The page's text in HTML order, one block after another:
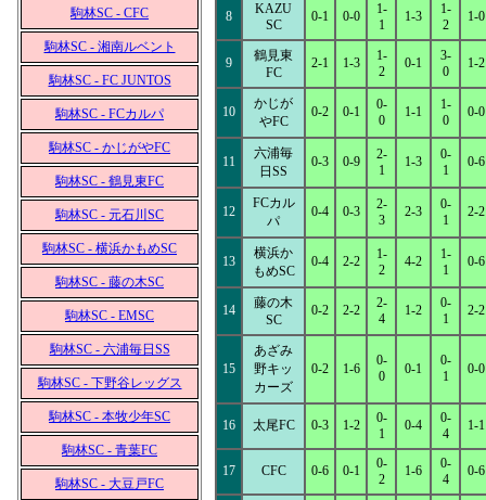
駒林SC - CFC
駒林SC - 湘南ルベント
駒林SC - FC JUNTOS
駒林SC - FCカルパ
駒林SC - かじがやFC
駒林SC - 鶴見東FC
駒林SC - 元石川SC
駒林SC - 横浜かもめSC
駒林SC - 藤の木SC
駒林SC - EMSC
駒林SC - 六浦毎日SS
駒林SC - 下野谷レッグス
駒林SC - 本牧少年SC
駒林SC - 青葉FC
駒林SC - 大豆戸FC
8
KAZU
SC
0-1 0-0
1-
1
1-3
1-
2
1-0
9
鶴見東
FC
2-1 1-3
1-
2
0-1
3-
0
1-2
10
かじが
やFC
0-2 0-1
0-
0
1-1
1-
0
0-0
11
六浦毎
日SS
0-3 0-9
2-
1
1-3
0-
1
0-6
12
FCカル
パ
0-4 0-3
2-
3
2-3
0-
1
2-2
13
横浜か
もめSC
0-4 2-2
1-
2
4-2
1-
1
0-6
14
藤の木
SC
0-2 2-2
2-
4
1-2
0-
1
2-2
15
あざみ
野キッ
カーズ
0-2 1-6
0-
0
0-1
0-
1
0-0
16 太尾FC 0-3 1-2
0-
1
0-4
0-
4
1-1
17 CFC 0-6 0-1
0-
2
1-6
0-
4
0-6